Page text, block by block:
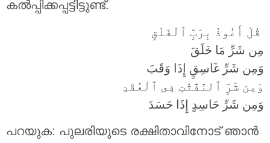
കല്‍പ്പിക്കപ്പട്ടിട്ടുണ്ട്.
مِن شَرِّ مَا خَلَقَ
وَمِن شَرِّ غَاسِقٍ إِذَا وَقَبَ
وَمِن شَرِّ ٱلنَّفَّٰثَٰتِ فِى ٱلْعُقَدِ
وَمِن شَرِّ حَاسِدٍ إِذَا حَسَدَ
പറയുക: പുലരിയുടെ രക്ഷിതാവിനോട് ഞാന്‍